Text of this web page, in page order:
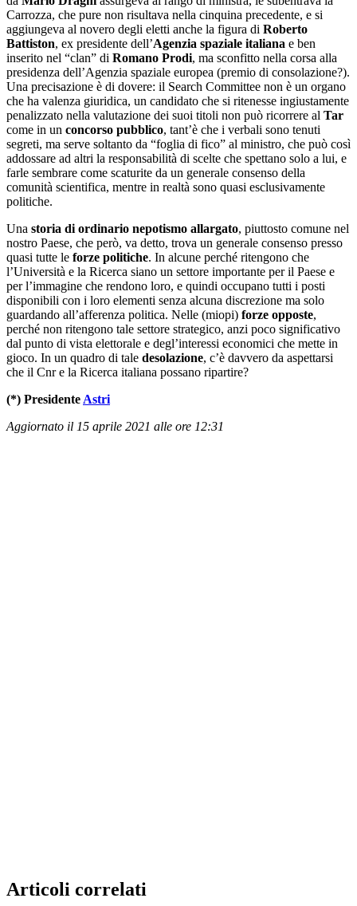
Carrozza, che pure non risultava nella cinquina precedente, e si
aggiungeva al novero degli eletti anche la figura di Roberto
Battiston, ex presidente dell’Agenzia spaziale italiana e ben
inserito nel “clan” di Romano Prodi, ma sconfitto nella corsa alla
presidenza dell’Agenzia spaziale europea (premio di consolazione?).
Una precisazione è di dovere: il Search Committee non è un organo
che ha valenza giuridica, un candidato che si ritenesse ingiustamente
penalizzato nella valutazione dei suoi titoli non può ricorrere al Tar
come in un concorso pubblico, tant’è che i verbali sono tenuti
segreti, ma serve soltanto da “foglia di fico” al ministro, che può così
addossare ad altri la responsabilità di scelte che spettano solo a lui, e
farle sembrare come scaturite da un generale consenso della
comunità scientifica, mentre in realtà sono quasi esclusivamente
politiche.
Una storia di ordinario nepotismo allargato, piuttosto comune nel
nostro Paese, che però, va detto, trova un generale consenso presso
quasi tutte le forze politiche. In alcune perché ritengono che
l’Università e la Ricerca siano un settore importante per il Paese e
per l’immagine che rendono loro, e quindi occupano tutti i posti
disponibili con i loro elementi senza alcuna discrezione ma solo
guardando all’afferenza politica. Nelle (miopi) forze opposte,
perché non ritengono tale settore strategico, anzi poco significativo
dal punto di vista elettorale e degl’interessi economici che mette in
gioco. In un quadro di tale desolazione, c’è davvero da aspettarsi
che il Cnr e la Ricerca italiana possano ripartire?
(*) Presidente Astri
Aggiornato il 15 aprile 2021 alle ore 12:31
Articoli correlati